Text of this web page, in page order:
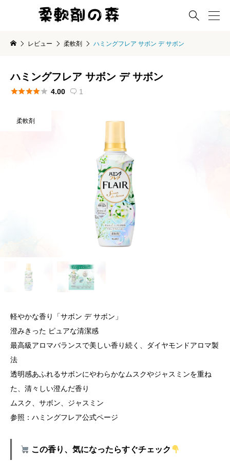

レビュー 柔軟剤 ハミングフレア サボン デ サボン
ハミングフレア サボン デ サボン
 4.00  1
柔軟剤
軽やかな香り「サボン デ サボン」
澄みきった ピュアな清潔感
最高級アロマバランスで美しい香り続く、ダイヤモンドアロマ製
法
透明感あふれるサボンにやわらかなムスクやジャスミンを重ね
た、清々しい澄んだ香り
ムスク、サボン、ジャスミン
参照：ハミングフレア公式ページ
この香り、気になったらすぐチェック